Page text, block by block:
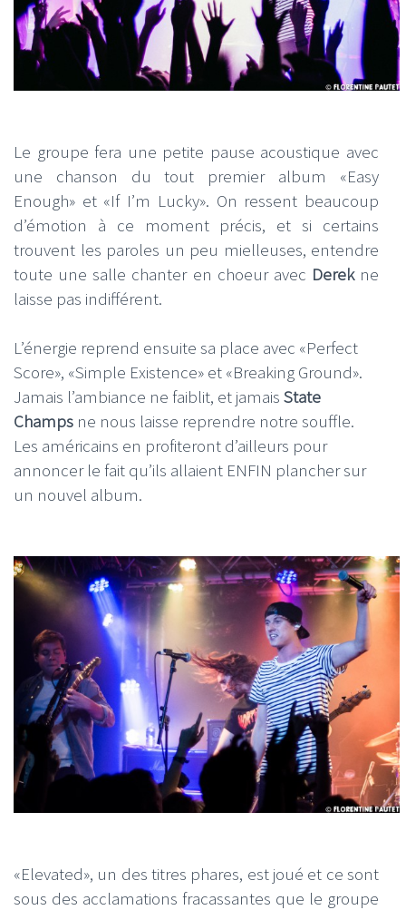
Le groupe fera une petite pause acoustique avec
une chanson du tout premier album «Easy
Enough» et «If I’m Lucky». On ressent beaucoup
d’émotion à ce moment précis, et si certains
trouvent les paroles un peu mielleuses, entendre
toute une salle chanter en choeur avec Derekne
laisse pas indifférent.
L’énergie reprend ensuite sa place avec «Perfect
Score», «Simple Existence» et «Breaking Ground».
Jamais l’ambiance ne faiblit, et jamais State
Champs ne nous laisse reprendre notre souffle.
Les américains en profiteront d’ailleurs pour
annoncer le fait qu’ils allaient ENFIN plancher sur
un nouvel album.
«Elevated», un des titres phares, est joué et ce sont
sous des acclamations fracassantes que le groupe